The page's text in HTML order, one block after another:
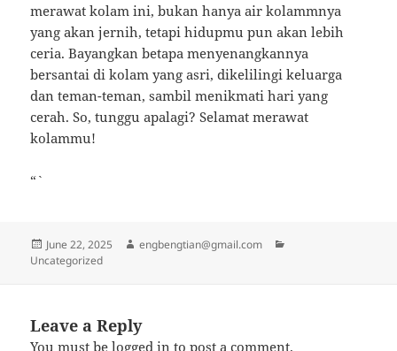
merawat kolam ini, bukan hanya air kolammnya
yang akan jernih, tetapi hidupmu pun akan lebih
ceria. Bayangkan betapa menyenangkannya
bersantai di kolam yang asri, dikelilingi keluarga
dan teman-teman, sambil menikmati hari yang
cerah. So, tunggu apalagi? Selamat merawat
kolammu!
“`
Posted
on
June 22, 2025 Author
engbengtian@gmail.com
Uncategorized
Leave a Reply
You must belogged in to post a comment.